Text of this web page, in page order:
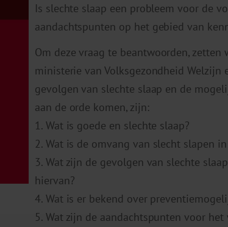
Is slechte slaap een probleem voor de
aandachtspunten op het gebied van
Om deze vraag te beantwoorden,
ministerie van Volksgezondheid Welzijn
gevolgen van slechte slaap en de
aan de orde komen, zijn:
1. Wat is goede en slechte slaap?
2. Wat is de omvang van slecht slapen
3. Wat zijn de gevolgen van slechte
hiervan?
4. Wat is er bekend over
5. Wat zijn de aandachtspunten voor